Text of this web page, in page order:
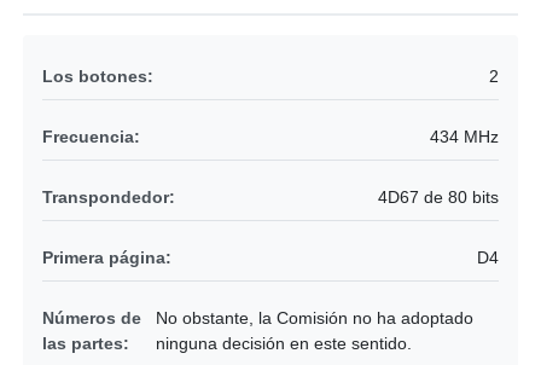
Los botones: 2
Frecuencia: 434 MHz
Transpondedor: 4D67 de 80 bits
Primera página: D4
Números de
las partes:
No obstante, la Comisión no ha adoptado
ninguna decisión en este sentido.